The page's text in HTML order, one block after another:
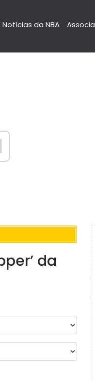
Notícias da NBA
da